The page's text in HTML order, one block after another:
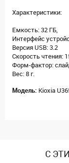
Характеристики:
Емкость: 32 ГБ,
Интерфейс
Версия USB: 3.2
Скорость чтения:
Форм-фактор:
Вес: 8 г.
Модель: Kioxia
С